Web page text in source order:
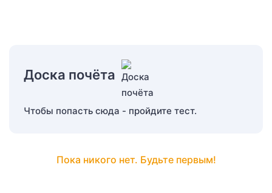
Доска почёта
Чтобы попасть сюда - пройдите тест.
Пока никого нет. Будьте первым!